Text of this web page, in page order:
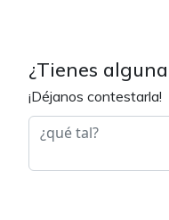
¿Tienes
¡Déjanos contestarla!